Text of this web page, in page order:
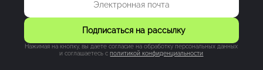
Подписаться на рассылку
Нажимая на кнопку, вы даете согласие на обработку персональных данных
и соглашаетесь cполитикой конфиденциальности